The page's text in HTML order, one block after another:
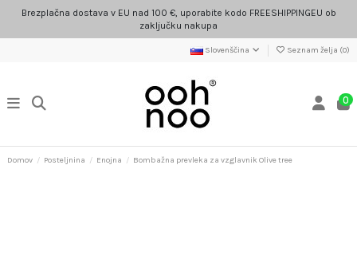
Brezplačna dostava v EU nad 100 €, uporabite kodo FREESHIPPINGEU ob
zaključku nakupa
Slovenščina Seznam želja (0)
0
Domov Posteljnina Enojna Bombažna prevleka za vzglavnik Olive tree